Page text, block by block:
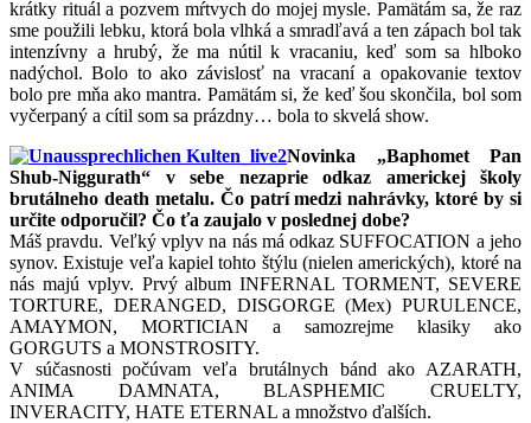
krátky rituál a pozvem mŕtvych do mojej mysle. Pamätám sa, že raz
sme použili lebku, ktorá bola vlhká a smradľavá a ten zápach bol tak
intenzívny a hrubý, že ma nútil k vracaniu, keď som sa hlboko
nadýchol. Bolo to ako závislosť na vracaní a opakovanie textov
bolo pre mňa ako mantra. Pamätám si, že keď šou skončila, bol som
vyčerpaný a cítil som sa prázdny… bola to skvelá show.
Novinka „Baphomet Pan
Shub-Niggurath“ v sebe nezaprie odkaz americkej školy
brutálneho death metalu. Čo patrí medzi nahrávky, ktoré by si
určite odporučil? Čo ťa zaujalo v poslednej dobe?
Máš pravdu. Veľký vplyv na nás má odkaz SUFFOCATION a jeho
synov. Existuje veľa kapiel tohto štýlu (nielen amerických), ktoré na
nás majú vplyv. Prvý album INFERNAL TORMENT, SEVERE
TORTURE, DERANGED, DISGORGE (Mex) PURULENCE,
AMAYMON, MORTICIAN a samozrejme klasiky ako
GORGUTS a MONSTROSITY.
V súčasnosti počúvam veľa brutálnych bánd ako AZARATH,
ANIMA DAMNATA, BLASPHEMIC CRUELTY,
INVERACITY, HATE ETERNAL a množstvo ďalších.